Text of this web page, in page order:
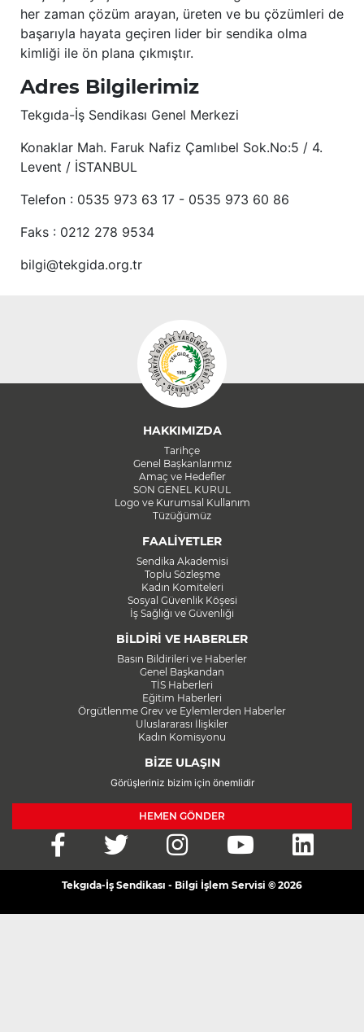
her zaman çözüm arayan, üreten ve bu çözümleri de
başarıyla hayata geçiren lider bir sendika olma
kimliği ile ön plana çıkmıştır.
Adres Bilgilerimiz
Tekgıda-İş Sendikası Genel Merkezi
Konaklar Mah. Faruk Nafiz Çamlıbel Sok.No:5 / 4.
Levent / İSTANBUL
Telefon : 0535 973 63 17 - 0535 973 60 86
Faks : 0212 278 9534
bilgi@tekgida.org.tr
HAKKIMIZDA
Tarihçe
Genel Başkanlarımız
Amaç ve Hedefler
SON GENEL KURUL
Logo ve Kurumsal Kullanım
Tüzüğümüz
FAALİYETLER
Sendika Akademisi
Toplu Sözleşme
Kadın Komiteleri
Sosyal Güvenlik Köşesi
İş Sağlığı ve Güvenliği
BİLDİRİ VE HABERLER
Basın Bildirileri ve Haberler
Genel Başkandan
TİS Haberleri
Eğitim Haberleri
Örgütlenme Grev ve Eylemlerden Haberler
Uluslararası İlişkiler
Kadın Komisyonu
BİZE ULAŞIN
Görüşleriniz bizim için önemlidir
HEMEN GÖNDER
Tekgıda-İş Sendikası - Bilgi İşlem Servisi © 2026